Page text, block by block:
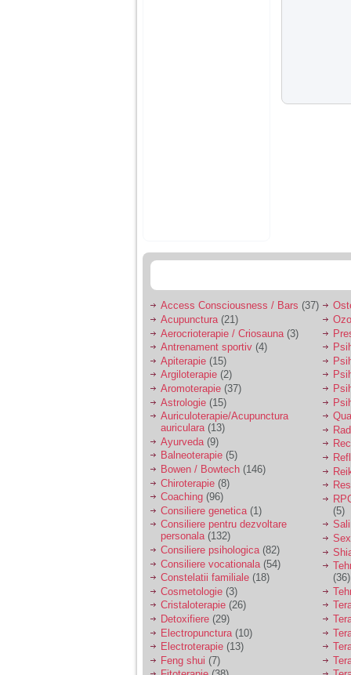
situatie care pe mine
Ma aflu aici pentru ca
vreau sa stiu daca am
nevoie de un psiholog
sau psihiatru.
Sunt casatorita, am
31 de ani si un copil in
varsta de 2 ani care
mi-e lumina ochilor.
De ceva timp simt ca
mi s-a adunat
oboseala, o oboseala
cronica de care nu pot
scapa si simt ca din
cauza ei nu pot
controla nervii si
cateodata are copilul
de suferit.
Am o bariera peste
care nu pot trece:
prietena mea a ramas
insarcinata cu o fata.
Am fost de comun
acord sa facem un
copil, cu gandul ca e
baiat.
Access Consciousness / Bars (37)
Acupunctura(21)
Aerocrioterapie / Criosauna (3)
Antrenament sportiv (4)
Apiterapie (15)
Argiloterapie (2)
Aromoterapie (37)
Astrologie (15)
Auriculoterapie/Acupunctura
auriculara(13)
Ayurveda (9)
Balneoterapie (5)
Bowen / Bowtech (146)
Chiroterapie (8)
Coaching (96)
Consiliere genetica (1)
Consiliere pentru dezvoltare
personala(132)
Consiliere psihologica (82)
Consiliere vocationala (54)
Constelatii familiale (18)
Cosmetologie (3)
Cristaloterapie (26)
Detoxifiere (29)
Electropunctura (10)
Electroterapie (13)
Feng shui (7)
(5)
(36)